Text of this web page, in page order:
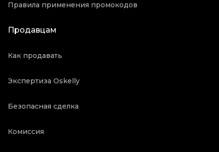
Правила применения промокодов
Продавцам
Как продавать
Экспертиза Oskelly
Безопасная сделка
Комиссия